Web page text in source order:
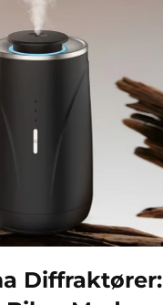
Diffraktører: